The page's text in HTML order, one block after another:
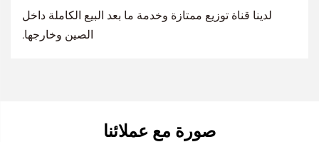
لدينا قناة توزيع ممتازة وخدمة ما بعد البيع الكاملة داخل
الصين وخارجها.
صورة مع عملائنا